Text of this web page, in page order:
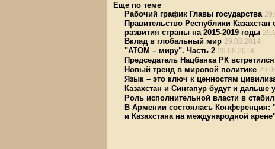
Еще по теме
Рабочий график Главы государства
Правительство Республики
развития страны на 2015-2019 годы
Вклад в глобальный мир 29.08.2014
"АТОМ – миру". Часть 2 29.08.2014
Председатель Нацбанка РК
Новый тренд в мировой политике
Язык – это ключ к ценностям
Казахстан и Сингапур будут и дальше
Роль исполнительной власти в
В Армении состоялась
и Казахстана на международной